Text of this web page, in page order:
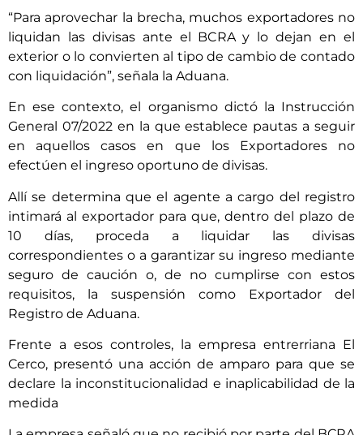
“Para aprovechar la brecha, muchos exportadores no
liquidan las divisas ante el BCRA y lo dejan en el
exterior o lo convierten al tipo de cambio de contado
con liquidación”, señala la Aduana.
En ese contexto, el organismo dictó la Instrucción
General 07/2022 en la que establece pautas a seguir
en aquellos casos en que los Exportadores no
efectúen el ingreso oportuno de divisas.
Allí se determina que el agente a cargo del registro
intimará al exportador para que, dentro del plazo de
10 días, proceda a liquidar las divisas
correspondientes o a garantizar su ingreso mediante
seguro de caución o, de no cumplirse con estos
requisitos, la suspensión como Exportador del
Registro de Aduana.
Frente a esos controles, la empresa entrerriana El
Cerco, presentó una acción de amparo para que se
declare la inconstitucionalidad e inaplicabilidad de la
medida